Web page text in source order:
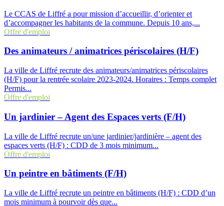
Le CCAS de Liffré a pour mission d’accueillir, d’orienter et
d’accompagner les habitants de la commune. Depuis 10 ans,...
Offre d'emploi
Des animateurs / animatrices périscolaires (H/F)
La ville de Liffré recrute des animateurs/animatrices périscolaires
(H/F) pour la rentrée scolaire 2023-2024. Horaires : Temps complet
Permis...
Offre d'emploi
Un jardinier – Agent des Espaces verts (F/H)
La ville de Liffré recrute un/une jardinier/jardinière – agent des
espaces verts (H/F) : CDD de 3 mois minimum...
Offre d'emploi
Un peintre en bâtiments (F/H)
La ville de Liffré recrute un peintre en bâtiments (H/F) : CDD d’un
mois minimum à pourvoir dès que...